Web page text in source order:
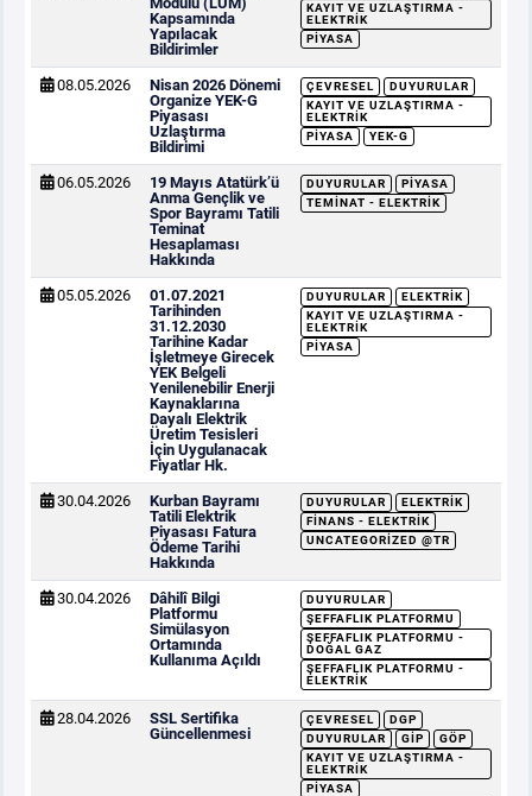
Kapsamında
Yapılacak
Bildirimler
KAYIT VE UZLAŞTIRMA -
ELEKTRIK
PIYASA
08.05.2026
Nisan 2026 Dönemi
Organize YEK-G
Piyasası
Uzlaştırma
Bildirimi
ÇEVRESEL
DUYURULAR
KAYIT VE UZLAŞTIRMA -
ELEKTRIK
PIYASA
YEK-G
06.05.2026
19 Mayıs Atatürk’ü
Anma Gençlik ve
Spor Bayramı Tatili
Teminat
Hesaplaması
Hakkında
DUYURULAR
PIYASA
TEMINAT - ELEKTRIK
05.05.2026
01.07.2021
Tarihinden
31.12.2030
Tarihine Kadar
İşletmeye Girecek
YEK Belgeli
Yenilenebilir Enerji
Kaynaklarına
Dayalı Elektrik
Üretim Tesisleri
İçin Uygulanacak
Fiyatlar Hk.
DUYURULAR
ELEKTRIK
KAYIT VE UZLAŞTIRMA -
ELEKTRIK
PIYASA
30.04.2026
Kurban Bayramı
Tatili Elektrik
Piyasası Fatura
Ödeme Tarihi
Hakkında
DUYURULAR
ELEKTRIK
FINANS - ELEKTRIK
UNCATEGORIZED @TR
30.04.2026
Dâhilî Bilgi
Platformu
Simülasyon
Ortamında
Kullanıma Açıldı
DUYURULAR
ŞEFFAFLIK PLATFORMU
ŞEFFAFLIK PLATFORMU -
DOĞAL GAZ
ŞEFFAFLIK PLATFORMU -
ELEKTRIK
28.04.2026
SSL Sertifika
Güncellenmesi
ÇEVRESEL
DGP
DUYURULAR
GİP
GÖP
KAYIT VE UZLAŞTIRMA -
ELEKTRIK
PIYASA